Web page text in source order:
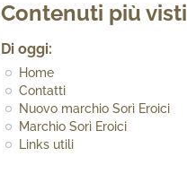
Contenuti più visti
Di oggi:
Home
Contatti
Nuovo marchio Sorì Eroici
Marchio Sorì Eroici
Links utili